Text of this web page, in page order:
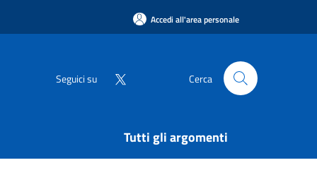
Accedi all'area personale
Seguici su Cerca
Tutti gli argomenti